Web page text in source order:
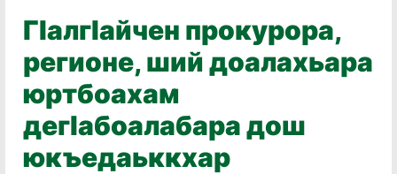
ГIалгIайчен прокурора,
регионе, ший доалахьара
юртбоахам
дегIабоалабара дош
юкъедаьккхар